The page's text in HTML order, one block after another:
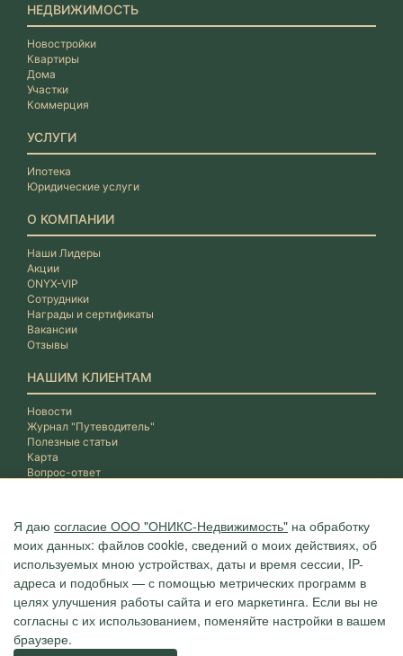
Я даю согласие ООО "ОНИКС-Недвижимость" на обработку
моих данных: файлов cookie, сведений о моих действиях, об
используемых мною устройствах, даты и время сессии, IP-
адреса и подобных — с помощью метрических программ в
целях улучшения работы сайта и его маркетинга. Если вы не
согласны с их использованием, поменяйте настройки в вашем
браузере.
НЕДВИЖИМОСТЬ
Новостройки
Квартиры
Дома
Участки
Коммерция
УСЛУГИ
Ипотека
Юридические услуги
О КОМПАНИИ
Наши Лидеры
Акции
ONYX-VIP
Сотрудники
Награды и сертификаты
Вакансии
Отзывы
НАШИМ КЛИЕНТАМ
Новости
Журнал "Путеводитель"
Полезные статьи
Карта
Вопрос-ответ